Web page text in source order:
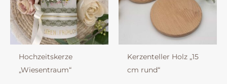
Hochzeitskerze
„Wiesentraum“
Kerzenteller Holz „15
cm rund“